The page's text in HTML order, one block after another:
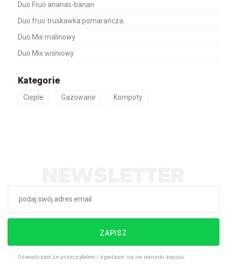
Duo Fruo ananas-banan
Duo fruo truskawka pomarańcza
Duo Mix malinowy
Duo Mix wiśniowy
Kategorie
Ciepłe Gazowane Kompoty
ZAPISZ
Oświadczam że przeczytałem i zgadzam się na warunki zapisu.